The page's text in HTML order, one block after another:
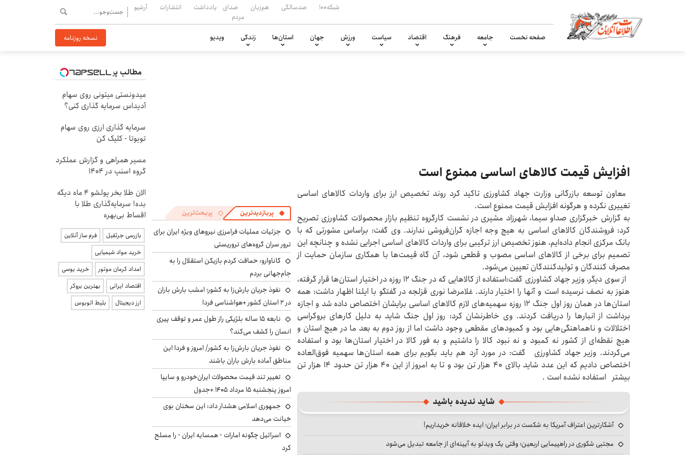
شبکه۱۰۰ صدسالگی هم‌زبان
صدای
مردم
یادداشت انتشارات آرشیو
صفحه نخست جامعه فرهنگ اقتصاد سیاست ورزش جهان استان‌ها زندگی ویدیو نسخه روزنامه
افزایش قیمت کالاهای اساسی ممنوع است
معاون توسعه بازرگانی وزارت جهاد کشاورزی تاکید کرد روند تخصیص ارز برای واردات کالاهای اساسی
تغییری نکرده و هرگونه افزایش قیمت ممنوع است.
به گزارش خبرگزاری صداو سیما، شهرزاد مشیری در نشست کارگروه تنظیم بازار محصولات کشاورزی تصریح
کرد: فروشندگان کالاهای اساسی به هیچ وجه اجازه گران‌فروشی ندارند. وی گفت: براساس مشورتی که با
بانک مرکزی انجام داده‌ایم، هنوز تخصیص ارز ترکیبی برای واردات کالاهای اساسی اجرایی نشده و چنانچه این
تصمیم برای برخی از کالاهای اساسی مصوب و قطعی شود، آن گاه قیمت‌ها با همکاری سازمان حمایت از
مصرف‌ کنندگان و تولیدکنندگان تعیین می‌شود.
از سوی دیگر، وزیر جهاد کشاورزی گفت:استفاده از کالاهایی که در جنگ ۱۲ روزه در اختیار استان‌ها قرار گرفته،
هنوز به نصف نرسیده است و آنها را اختیار دارند. غلامرضا نوری قزلجه در گفتگو با ایلنا اظهار داشت: همه
استان‌ها در همان روز اول جنگ ۱۲ روزه سهمیه‌های لازم کالاهای اساسی برایشان اختصاص داده شد و اجازه
برداشت از انبارها را دریافت کردند. وی خاطرنشان کرد: روز اول جنگ شاید به دلیل کارهای بروکراسی
اختلالات و ناهماهنگی‌هایی بود و کمبودهای مقطعی وجود داشت اما از روز دوم به بعد ما در هیچ استان و
هیچ نقطه‌ای از کشور نه کمبود و نه نبود کالا را داشتیم و به فور کالا در اختیار استان‌ها بود و استفاده
می‌کردند. وزیر جهاد کشاورزی گفت: در مورد آرد هم باید بگویم برای همه استان‌ها سهمیه فوق‌العاده
اختصاص دادیم که این عدد شاید بالای ۴۰ هزار تن بود و تا به امروز از این ۴۰ هزار تن حدود ۱۴ هزار تن
بیشتر استفاده نشده است .
شاید ندیده باشید
آشکارترین اعتراف آمریکا به شکست در برابر ایران؛ ایده خلاقانه خریداریم!
مجتبی شکوری در راهپیمایی اربعین؛ وقتی یک ویدئو به آیینه‌ای از جامعه تبدیل می‌شود
پربازدیدترین پربحث‌ترین
جزئیات عملیات فرامرزی نیروهای ویژه ایران برای
ترور سران گروه‌های تروریستی
کاناوارو: حماقت کردم بازیکن استقلال را به
جام‌جهانی بردم
نفوذ جریان بارش‌زا به کشور؛ امشب بارش باران
در ۲ استان کشور +هواشناسی فردا
نابغه ۱۵ ساله بلژیکی راز طول عمر و توقف پیری
انسان را کشف می‌کند؟
نفوذ جریان بارش‌زا به کشور/ امروز و فردا این
مناطق آماده بارش باران باشند
تغییر تند قیمت محصولات ایران‌خودرو و سایپا
امروز پنجشنبه ۱۵ مرداد ۱۴۰۵ +جدول
جمهوری اسلامی هشدار داد: این سخنان بوی
خیانت می‌دهد
اسرائیل چگونه امارات - همسایه ایران - را مسلح
کرد
مطالب پیشنهادی
میدونستی میتونی روی سهام
آدیداس سرمایه گذاری کنی؟
سرمایه گذاری ارزی روی سهام
تویوتا - کلیک کن
مسیر همراهی و گزارش عملکرد
گروه اسنپ در ۱۴۰۴
الان طلا بخر پولشو 4 ماه دیگه
بده! سرمایه‌گذاری طلا با
اقساط بی‌بهره
بازرسی جرثقیل
فرم ساز آنلاین
خرید مواد شیمیایی
امداد کرمان موتور
خرید یوسی
اقتصاد ایرانی
بهترین بروکر
ارز دیجیتال
بلیط اتوبوس